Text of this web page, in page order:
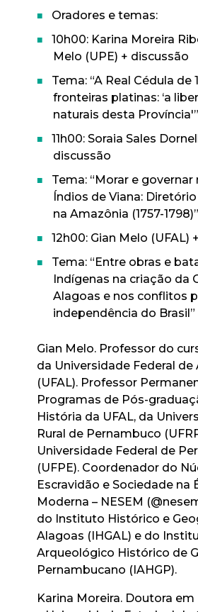
Oradores e temas:
10h00: Karina Moreira
Melo (UPE) + discussão
Tema: “A Real Cédula de
fronteiras platinas: ‘a
naturais desta Província'”
11h00: Soraia Sales
discussão
Tema: “Morar e governar
Índios de Viana:
na Amazônia (1757-1798)”
12h00: Gian Melo (UFAL)
Tema: “Entre obras e
Indígenas na criação da
Alagoas e nos conflitos
independência do Brasil”
Gian Melo. Professor do
da Universidade Federal de
(UFAL). Professor
Programas de Pós-
História da UFAL, da
Rural de Pernambuco
Universidade Federal de
(UFPE). Coordenador do
Escravidão e Sociedade na
Moderna – NESEM
do Instituto Histórico e
Alagoas (IHGAL) e do
Arqueológico Histórico de
Pernambucano (IAHGP).
Karina Moreira. Doutora